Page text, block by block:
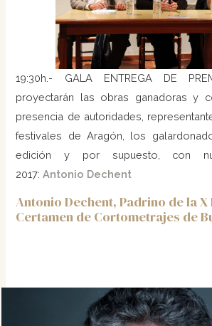
19:30h.- GALA ENTREGA DE
proyectarán las obras ganadoras y
presencia de autoridades,
festivales de Aragón, los
edición y por supuesto, con
2017:Antonio Dechent
Antonio Dechent, Padrino de la
Certamen de Cortometrajes de